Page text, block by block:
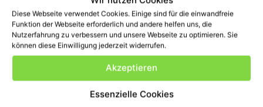
Diese Webseite verwendet Cookies. Einige sind für die einwandfreie
Funktion der Webseite erforderlich und andere helfen uns, die
Nutzerfahrung zu verbessern und unsere Webseite zu optimieren. Sie
können diese Einwilligung jederzeit widerrufen.
Akzeptieren
Essenzielle Cookies
Honda Original Ersatzteil NEU passend für CB500T,T1 ect.
Ähnliche Produkte